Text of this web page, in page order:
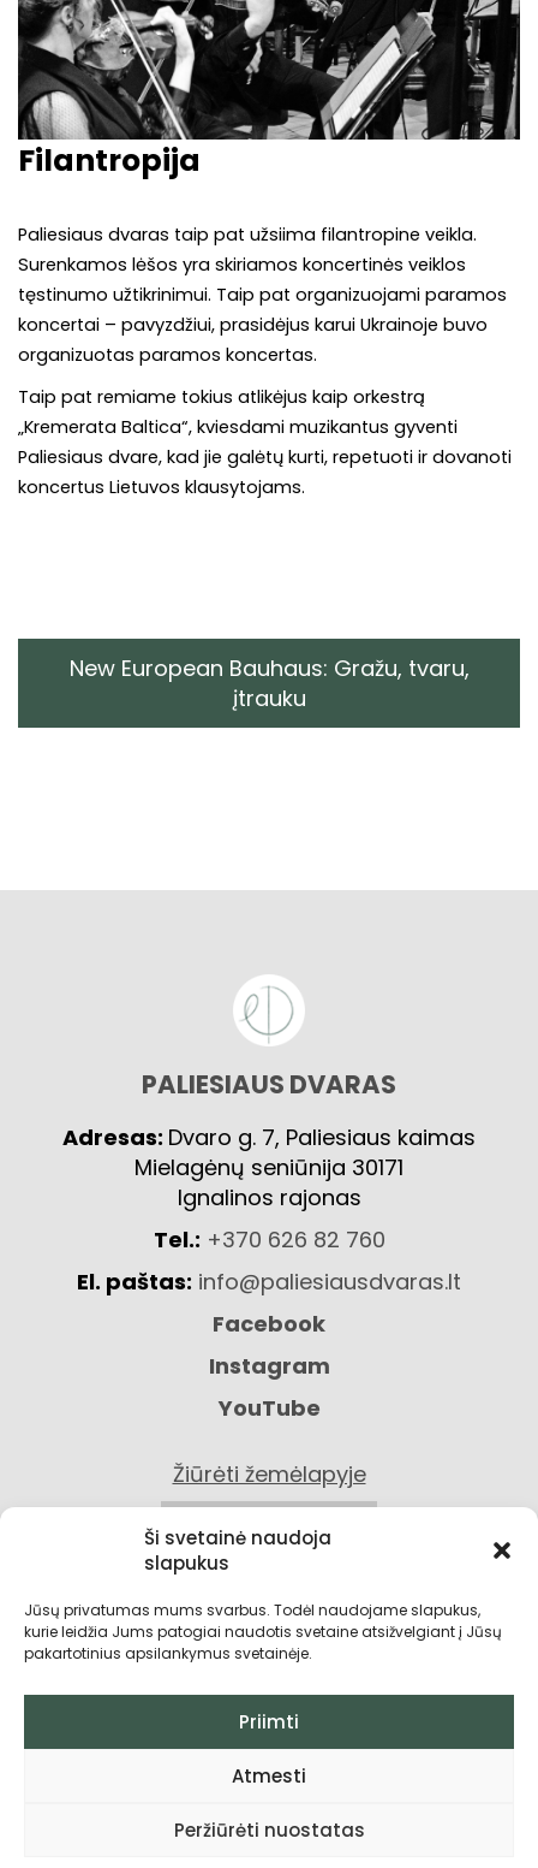
Ši svetainė naudoja
slapukus
Jūsų privatumas mums svarbus. Todėl naudojame slapukus,
kurie leidžia Jums patogiai naudotis svetaine atsižvelgiant į Jūsų
pakartotinius apsilankymus svetainėje.
Priimti
Atmesti
Peržiūrėti nuostatas
Filantropija
Paliesiaus dvaras taip pat užsiima filantropine veikla.
Surenkamos lėšos yra skiriamos koncertinės veiklos
tęstinumo užtikrinimui. Taip pat organizuojami paramos
koncertai – pavyzdžiui, prasidėjus karui Ukrainoje buvo
organizuotas paramos koncertas.
Taip pat remiame tokius atlikėjus kaip orkestrą
„Kremerata Baltica“, kviesdami muzikantus gyventi
Paliesiaus dvare, kad jie galėtų kurti, repetuoti ir dovanoti
koncertus Lietuvos klausytojams.
New European Bauhaus: Gražu, tvaru,
įtrauku
PALIESIAUS DVARAS
Adresas: Dvaro g. 7, Paliesiaus kaimas
Mielagėnų seniūnija 30171
Ignalinos rajonas
Tel.: +370 626 82 760
El. paštas: info@paliesiausdvaras.lt
Facebook
Instagram
YouTube
Žiūrėti žemėlapyje
KONTAKTAI
Privatumo politika
Pirkimo taisyklės ir sąlygos